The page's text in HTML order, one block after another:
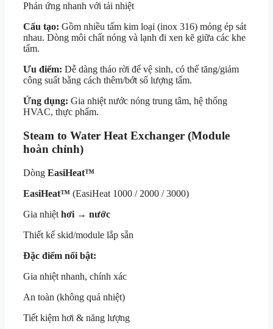
Phản ứng nhanh với tải nhiệt
Cấu tạo: Gồm nhiều tấm kim loại (inox 316) mỏng ép sát
nhau. Dòng môi chất nóng và lạnh đi xen kẽ giữa các khe
tấm.
Ưu điểm: Dễ dàng tháo rời để vệ sinh, có thể tăng/giảm
công suất bằng cách thêm/bớt số lượng tấm.
Ứng dụng: Gia nhiệt nước nóng trung tâm, hệ thống
HVAC, thực phẩm.
Steam to Water Heat Exchanger (Module
hoàn chỉnh)
Dòng EasiHeat™
EasiHeat™ (EasiHeat 1000 / 2000 / 3000)
Gia nhiệt hơi → nước
Thiết kế skid/module lắp sẵn
Đặc điểm nổi bật:
Gia nhiệt nhanh, chính xác
An toàn (không quá nhiệt)
Tiết kiệm hơi & năng lượng